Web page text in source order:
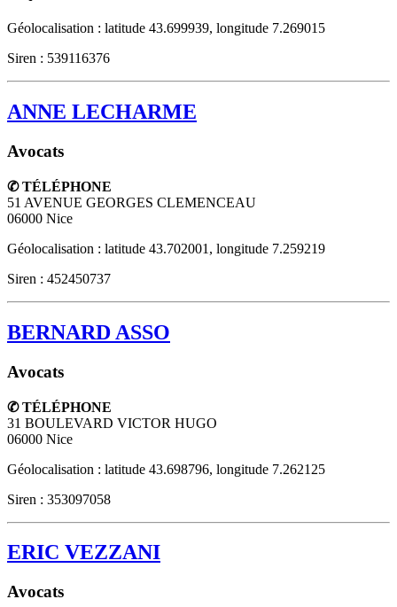
Géolocalisation : latitude 43.699939, longitude 7.269015
Siren : 539116376
ANNE LECHARME
Avocats
✆ TÉLÉPHONE
51 AVENUE GEORGES CLEMENCEAU
06000 Nice
Géolocalisation : latitude 43.702001, longitude 7.259219
Siren : 452450737
BERNARD ASSO
Avocats
✆ TÉLÉPHONE
31 BOULEVARD VICTOR HUGO
06000 Nice
Géolocalisation : latitude 43.698796, longitude 7.262125
Siren : 353097058
ERIC VEZZANI
Avocats